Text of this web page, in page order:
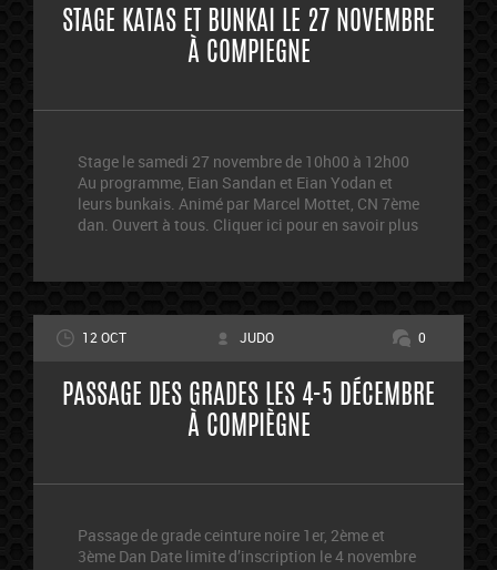
STAGE KATAS ET BUNKAI LE 27 NOVEMBRE
À COMPIEGNE
Stage le samedi 27 novembre de 10h00 à 12h00
Au programme, Eian Sandan et Eian Yodan et
leurs bunkais. Animé par Marcel Mottet, CN 7ème
dan. Ouvert à tous. Cliquer ici pour en savoir plus
12 OCT JUDO 0
PASSAGE DES GRADES LES 4-5 DÉCEMBRE
À COMPIÈGNE
Passage de grade ceinture noire 1er, 2ème et
3ème Dan Date limite d’inscription le 4 novembre